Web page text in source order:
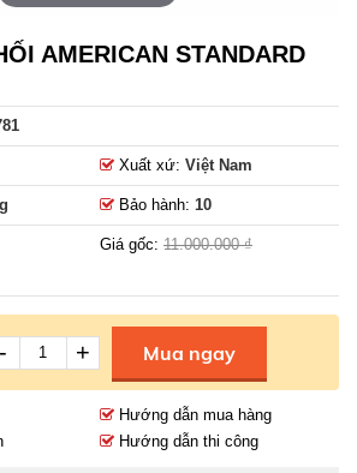
AMERICAN STANDARD
Xuất xứ: Việt Nam
Bảo hành: 10
Giá gốc: 11.000.000 ₫
- + Mua ngay
Hướng dẫn mua hàng
Hướng dẫn thi công